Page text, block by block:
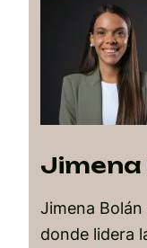
Jimena
Jimena Bolán
donde lidera